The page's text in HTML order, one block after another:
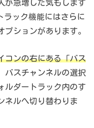
が急増した気もします
ラック機能にはさらに
プションがあります。
コンの右にある「バス
バスチャンネルの選択
ルダートラック内のす
ネルへ切り替わりま